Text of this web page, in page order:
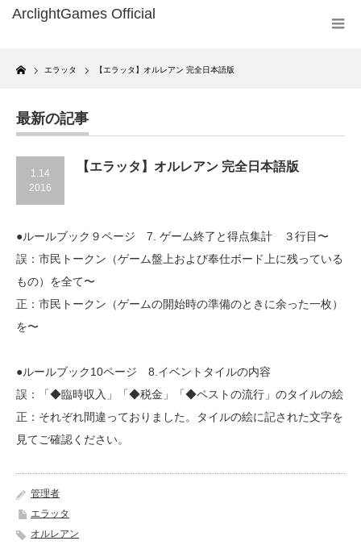
Home
エラッタ 【エラッタ】オルレアン 完全日本語版
最新の記事
1.14
2016
【エラッタ】オルレアン 完全日本語版
●ルールブック９ページ 7. ゲーム終了と得点集計 ３行目〜
誤：市民トークン（ゲーム盤上および奉仕ボード上に残っている
もの）を全て〜
正：市民トークン（ゲームの開始時の準備のときに余った一枚）
を〜
●ルールブック10ページ 8.イベントタイルの内容
誤：「◆臨時収入」「◆税金」「◆ペストの流行」のタイルの絵
正：それぞれ間違っておりました。タイルの絵に記された文字を
見てご確認ください。
管理者
エラッタ
オルレアン